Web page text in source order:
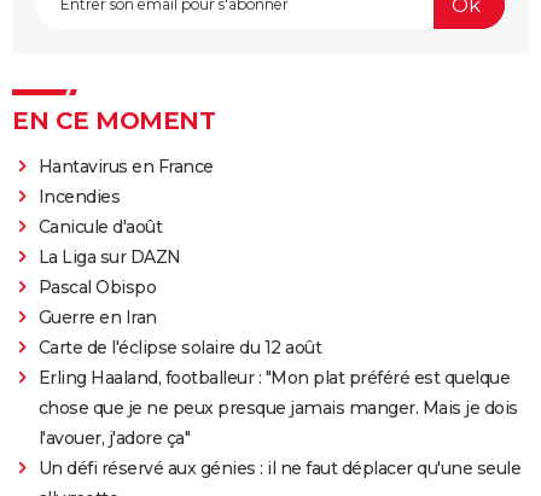
EN CE MOMENT
Hantavirus en France
Incendies
Canicule d'août
La Liga sur DAZN
Pascal Obispo
Guerre en Iran
Carte de l'éclipse solaire du 12 août
Erling Haaland, footballeur : "Mon plat préféré est quelque
chose que je ne peux presque jamais manger. Mais je dois
l'avouer, j'adore ça"
Un défi réservé aux génies : il ne faut déplacer qu'une seule